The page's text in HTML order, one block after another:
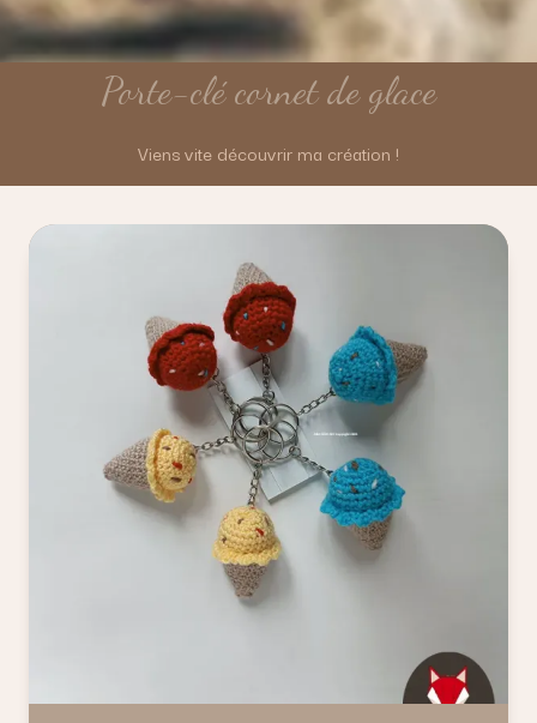
Porte-clé cornet de glace
Viens vite découvrir ma création !